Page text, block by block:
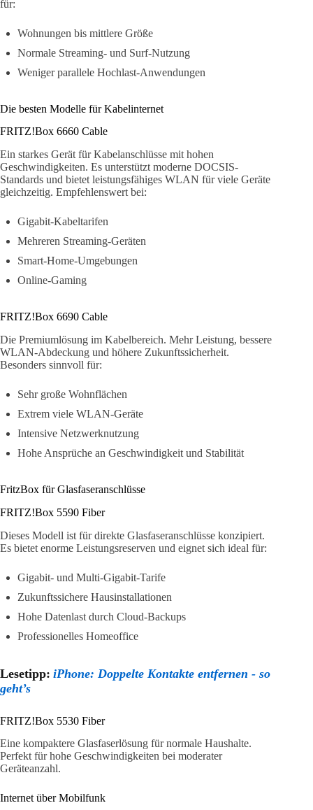
für:
Wohnungen bis mittlere Größe
Normale Streaming- und Surf-Nutzung
Weniger parallele Hochlast-Anwendungen
Die besten Modelle für Kabelinternet
FRITZ!Box 6660 Cable
Ein starkes Gerät für Kabelanschlüsse mit hohen
Geschwindigkeiten. Es unterstützt moderne DOCSIS-
Standards und bietet leistungsfähiges WLAN für viele Geräte
gleichzeitig. Empfehlenswert bei:
Gigabit-Kabeltarifen
Mehreren Streaming-Geräten
Smart-Home-Umgebungen
Online-Gaming
FRITZ!Box 6690 Cable
Die Premiumlösung im Kabelbereich. Mehr Leistung, bessere
WLAN-Abdeckung und höhere Zukunftssicherheit.
Besonders sinnvoll für:
Sehr große Wohnflächen
Extrem viele WLAN-Geräte
Intensive Netzwerknutzung
Hohe Ansprüche an Geschwindigkeit und Stabilität
FritzBox für Glasfaseranschlüsse
FRITZ!Box 5590 Fiber
Dieses Modell ist für direkte Glasfaseranschlüsse konzipiert.
Es bietet enorme Leistungsreserven und eignet sich ideal für:
Gigabit- und Multi-Gigabit-Tarife
Zukunftssichere Hausinstallationen
Hohe Datenlast durch Cloud-Backups
Professionelles Homeoffice
Lesetipp: iPhone: Doppelte Kontakte entfernen - so
geht’s
FRITZ!Box 5530 Fiber
Eine kompaktere Glasfaserlösung für normale Haushalte.
Perfekt für hohe Geschwindigkeiten bei moderater
Geräteanzahl.
Internet über Mobilfunk